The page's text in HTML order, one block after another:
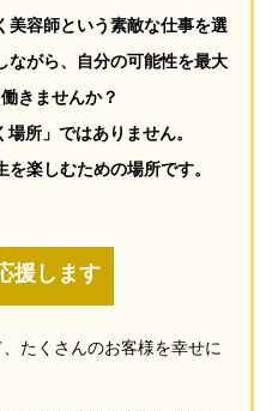
美容師という素敵な仕事を選
ながら、自分の可能性を最大
きませんか？
所」ではありません。
楽しむための場所です。
援します
たくさんのお客様を幸せに